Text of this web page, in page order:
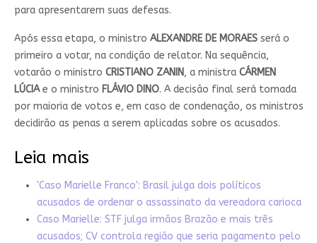
para apresentarem suas defesas.
Após essa etapa, o ministro ALEXANDRE DE MORAESserá o
primeiro a votar, na condição de relator. Na sequência,
votarão o ministro CRISTIANO ZANIN, a ministra CÁRMEN
LÚCIAe o ministro FLÁVIO DINO. A decisão final será tomada
por maioria de votos e, em caso de condenação, os ministros
decidirão as penas a serem aplicadas sobre os acusados.
Leia mais
'Caso Marielle Franco': Brasil julga dois políticos
acusados ​​de ordenar o assassinato da vereadora carioca
Caso Marielle: STF julga irmãos Brazão e mais três
acusados; CV controla região que seria pagamento pelo